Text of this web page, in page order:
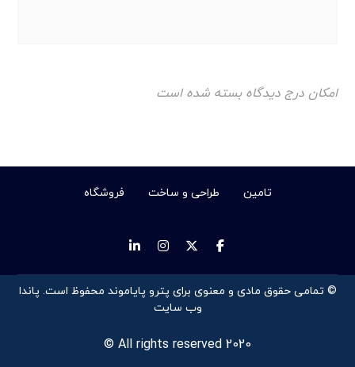
امکان درج دیدگاه بسته شده است
تامین طراحی و ساخت فروشگاه
© تمامی حقوق مادی و معنوی برای پترو پایاموند محفوظ است. پاندا
وب سایت
All rights reserved 2020 ©